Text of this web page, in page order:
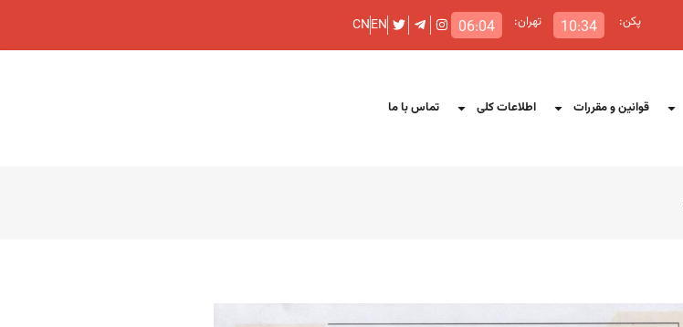
پکن: 10:34 تهران: 06:04
EN
CN
قوانین و مقررات اطلاعات کلی تماس با ما